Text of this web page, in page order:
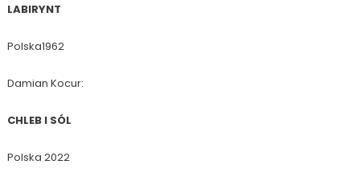
LABIRYNT
Polska1962
Damian Kocur:
CHLEB I SÓL
Polska 2022